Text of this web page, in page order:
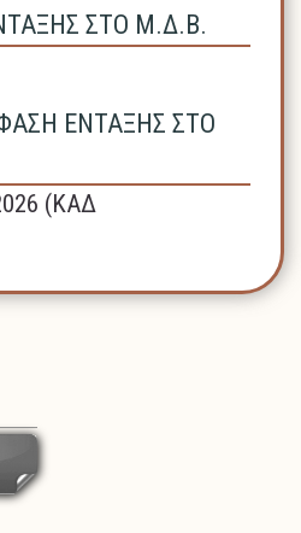
ΣΤΟ Μ.Δ.Β.
ΕΝΤΑΞΗΣ ΣΤΟ
(ΚΑΔ